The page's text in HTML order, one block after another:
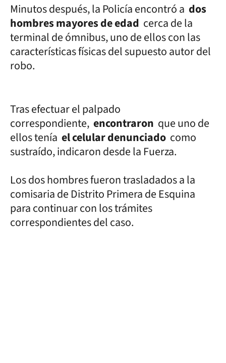
Minutos después, la Policía encontró a dos
hombres mayores de edad cerca de la
terminal de ómnibus, uno de ellos con las
características físicas del supuesto autor del
robo.
Tras efectuar el palpado
correspondiente, encontraron que uno de
ellos tenía el celular denunciado como
sustraído, indicaron desde la Fuerza.
Los dos hombres fueron trasladados a la
comisaria de Distrito Primera de Esquina
para continuar con los trámites
correspondientes del caso.